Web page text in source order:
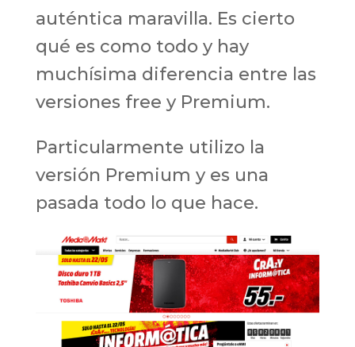
auténtica maravilla. Es cierto
qué es como todo y hay
muchísima diferencia entre las
versiones free y Premium.
Particularmente utilizo la
versión Premium y es una
pasada todo lo que hace.